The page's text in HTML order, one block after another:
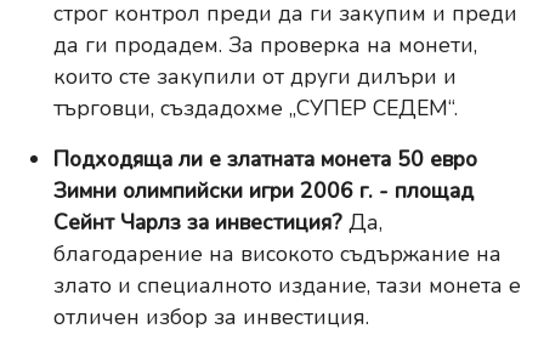
строг контрол преди да ги закупим и преди
да ги продадем. За проверка на монети,
които сте закупили от други дилъри и
търговци, създадохме „СУПЕР СЕДЕМ“.
Подходяща ли е златната монета 50 евро
Зимни олимпийски игри 2006 г. - площад
Сейнт Чарлз за инвестиция? Да,
благодарение на високото съдържание на
злато и специалното издание, тази монета е
отличен избор за инвестиция.